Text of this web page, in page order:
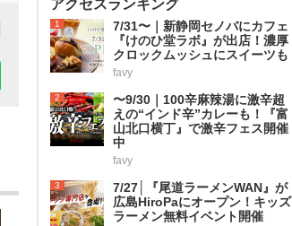
アクセスランキング
1
7/31〜｜新静岡セノバにカフェ
『けのひ堂ラボ』が出店！濃厚
クロックムッシュにスイーツも
favy
2
〜9/30｜100辛麻辣湯に激辛超
えの“インド辛”カレーも！『富
山北口横丁』で激辛フェス開催
中
favy
3
7/27│『尾道ラーメンWAN』が
広島HiroPaにオープン！キッズ
ラーメン無料イベント開催